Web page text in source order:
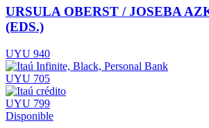
URSULA OBERST / JOSEBA
(EDS.)
UYU 940
UYU 705
UYU 799
Disponible